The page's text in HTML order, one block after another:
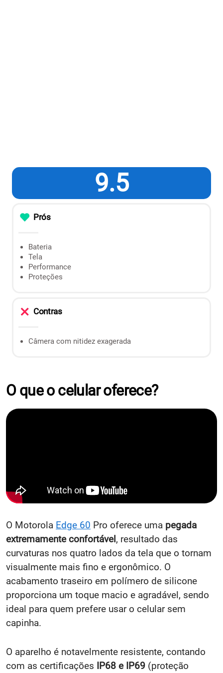
9.5
Prós
Bateria
Tela
Performance
Proteções
Contras
Câmera com nitidez exagerada
O que o celular oferece?
O Motorola Edge 60 Pro oferece uma pegada
extremamente confortável, resultado das
curvaturas nos quatro lados da tela que o tornam
visualmente mais fino e ergonômico. O
acabamento traseiro em polímero de silicone
proporciona um toque macio e agradável, sendo
ideal para quem prefere usar o celular sem
capinha.
O aparelho é notavelmente resistente, contando
com as certificações IP68 e IP69 (proteção